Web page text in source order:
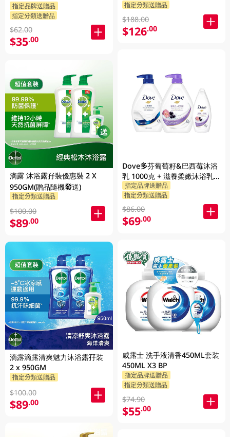
指定品牌送贈品
指定分類送贈品
$62.00
$35.00
滴露 沐浴露孖裝優惠裝 2 X
950GM(贈品隨機發送)
指定分類送贈品
$100.00
$89.00
滴露滴露清爽魅力沐浴露孖裝
2 x 950GM
指定分類送贈品
$100.00
$89.00
指定分類送贈品
$188.00
$126.00
Dove多芬葡萄籽&巴西莓沐浴
乳 1000克 + 滋養柔嫰沐浴乳
1000克 + 隨機贈品 200克
指定品牌送贈品
指定分類送贈品
$86.00
$69.00
威露士 洗手液清香450ML套裝
450ML X3 BP
指定品牌送贈品
指定分類送贈品
$74.90
$55.00